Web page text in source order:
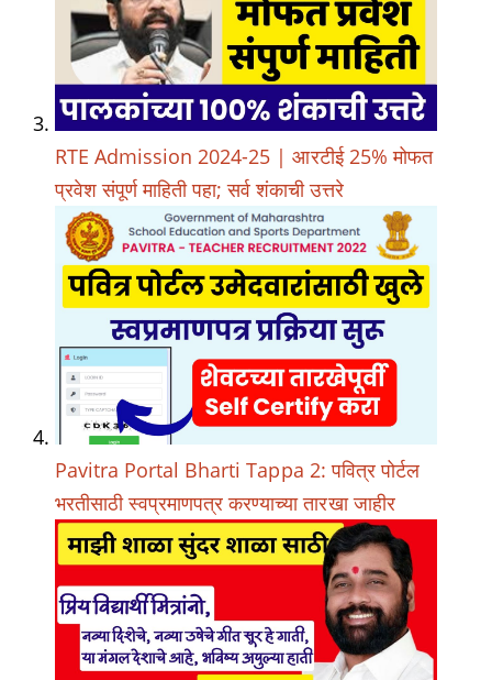
RTE Admission 2024-25 | आरटीई 25% मोफत
प्रवेश संपूर्ण माहिती पहा; सर्व शंकाची उत्तरे
Pavitra Portal Bharti Tappa 2: पवित्र पोर्टल
भरतीसाठी स्वप्रमाणपत्र करण्याच्या तारखा जाहीर